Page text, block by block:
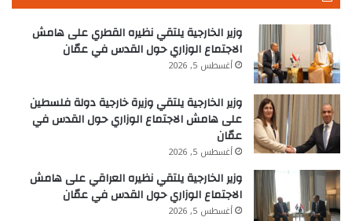
وزير الخارجية يلتقي نظيره القطري على هامش
الاجتماع الوزاري حول القدس في عمّان
أغسطس 5, 2026
وزير الخارجية يلتقي وزيرة خارجية دولة فلسطين
على هامش الاجتماع الوزاري حول القدس في
عمّان
أغسطس 5, 2026
وزير الخارجية يلتقي نظيره العراقي على هامش
الاجتماع الوزاري حول القدس في عمّان
أغسطس 5, 2026